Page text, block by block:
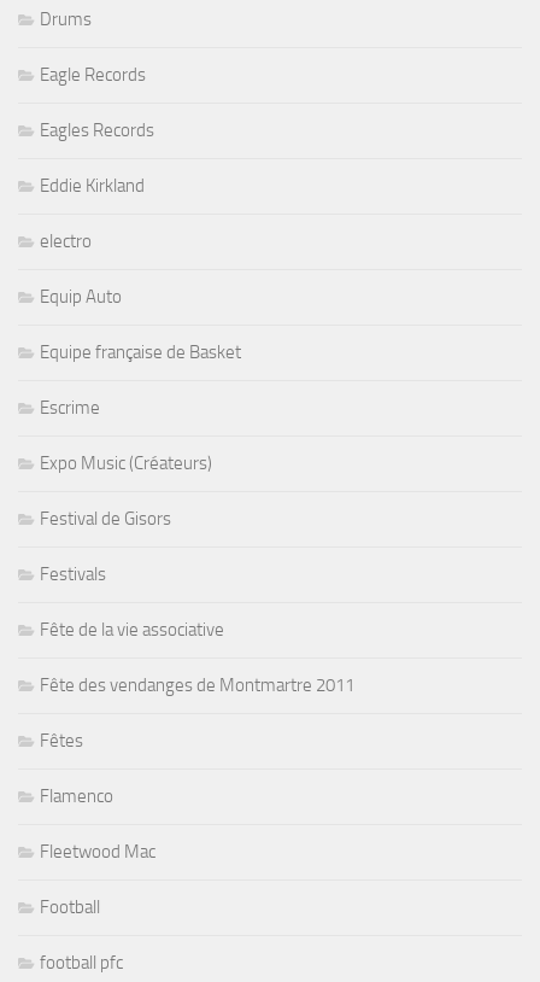
Drums
Eagle Records
Eagles Records
Eddie Kirkland
electro
Equip Auto
Equipe française de Basket
Escrime
Expo Music (Créateurs)
Festival de Gisors
Festivals
Fête de la vie associative
Fête des vendanges de Montmartre 2011
Fêtes
Flamenco
Fleetwood Mac
Football
football pfc